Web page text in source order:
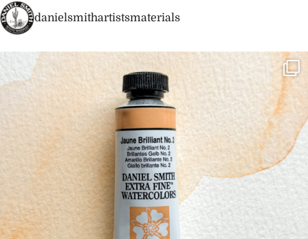
danielsmithartistsmaterials